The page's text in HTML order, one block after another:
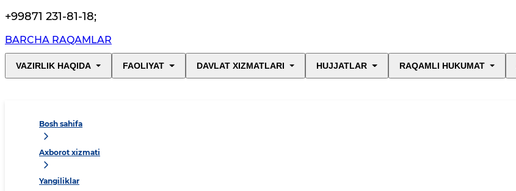
+99871 231-81-18;
BARCHA RAQAMLAR
VAZIRLIK HAQIDA FAOLIYAT DAVLAT XIZMATLARI HUJJATLAR RAQAMLI HUKUMAT
Bosh sahifa
Axborot xizmati
Yangiliklar